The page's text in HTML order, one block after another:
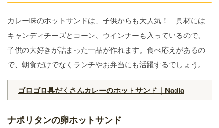
カレー味のホットサンドは、子供からも大人気！ 具材には
キャンディチーズとコーン、ウインナーも入っているので、
子供の大好きが詰まった一品が作れます。食べ応えがあるの
で、朝食だけでなくランチやお弁当にも活躍するでしょう。
ゴロゴロ具だくさんカレーのホットサンド｜Nadia
ナポリタンの卵ホットサンド